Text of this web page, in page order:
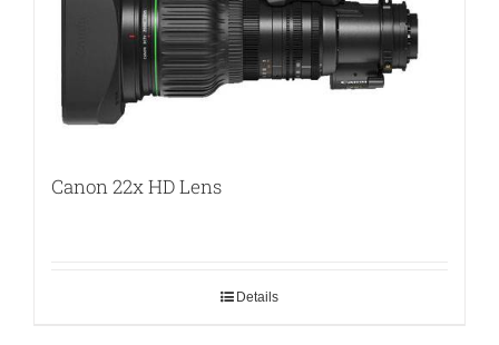
Canon 22x HD Lens
Details